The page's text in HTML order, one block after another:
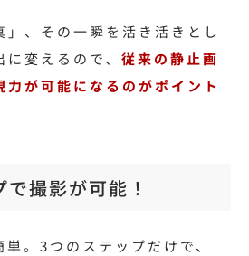
」、その一瞬を活き活きとし
変えるので、 従来の静止画
力が可能になるのがポイント
撮影が可能！
。3つのステップだけで、